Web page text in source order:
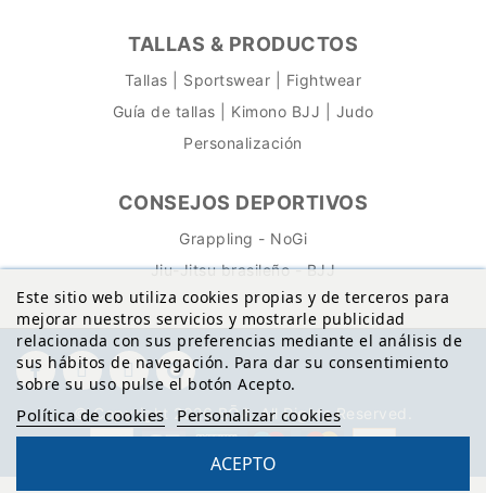
TALLAS & PRODUCTOS
Tallas | Sportswear | Fightwear
Guía de tallas | Kimono BJJ | Judo
Personalización
CONSEJOS DEPORTIVOS
Grappling - NoGi
Jiu-Jitsu brasileño - BJJ
Este sitio web utiliza cookies propias y de terceros para
mejorar nuestros servicios y mostrarle publicidad
relacionada con sus preferencias mediante el análisis de
sus hábitos de navegación. Para dar su consentimiento
sobre su uso pulse el botón Acepto.
Política de cookies Personalizar cookies
ACEPTO
© Copyright 2026 BŌA. All Rights Reserved.